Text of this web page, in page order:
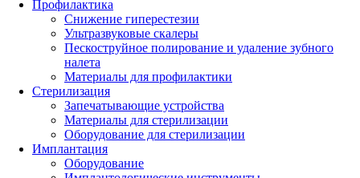
Профилактика
Снижение гиперестезии
Ультразвуковые скалеры
Пескоструйное полирование и удаление зубного
налета
Материалы для профилактики
Стерилизация
Запечатывающие устройства
Материалы для стерилизации
Оборудование для стерилизации
Имплантация
Оборудование